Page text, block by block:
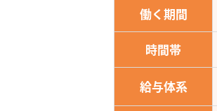
働く期間
時間帯
給与体系